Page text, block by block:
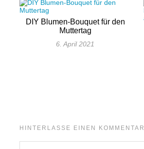
DIY Blumen-Bouquet für den
Muttertag
6. April 2021
HINTERLASSE EINEN KOMMENTAR